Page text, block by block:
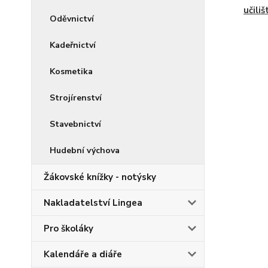
Oděvnictví
Kadeřnictví
Kosmetika
Strojírenství
Stavebnictví
Hudební výchova
Žákovské knížky - notýsky
Nakladatelství Lingea
Pro školáky
Kalendáře a diáře